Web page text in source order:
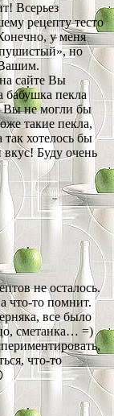
Всерьез
рецепту тесто
у меня
но
сайте Вы
бабушка пекла
Вы не могли бы
такие пекла,
хотелось бы
Буду очень
не осталось.
что-то помнит.
все было
сметанка… =)
что-то